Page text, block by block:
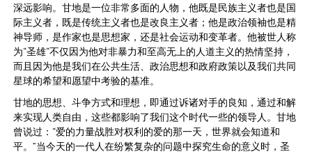
深远影响。甘地是一位非常多面的人物，他既是民族主义者也是国
际主义者，既是传统主义者也是改良主义者；他是政治领袖也是精
神导师，是作家也是思想家，还是社会运动和变革者。他被世人称
为“圣雄“不仅因为他对非暴力和至高无上的人道主义的热情坚持，
而且因为他是我们在公共生活、政治思想和政府政策以及我们共同
星球的希望和愿望中考验的基准。
甘地的思想、斗争方式和理想，即通过诉诸对手的良知，通过和解
来实现人类自由，这些都影响了我们这个时代一些的领导人。甘地
曾说过：“爱的力量战胜对权利的爱的那一天，世界就会知道和
平。”当今天的一代人在纷繁复杂的问题中探究生命的意义时，圣